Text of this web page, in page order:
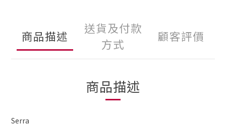
商品描述
送貨及付款
方式
顧客評價
商品描述
Serra